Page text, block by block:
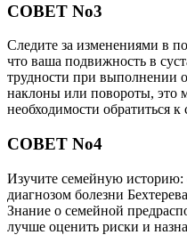
СОВЕТ No3
Следите за изменениями в
что ваша подвижность в
трудности при выполнении
наклоны или повороты, это
необходимости обратиться
СОВЕТ No4
Изучите семейную историю:
диагнозом болезни
Знание о семейной
лучше оценить риски и